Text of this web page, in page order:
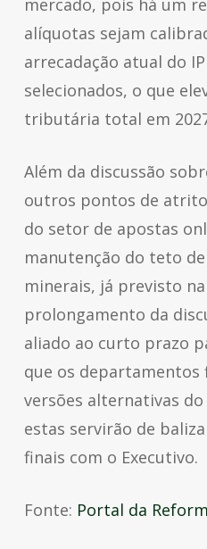
mercado, pois há um
alíquotas sejam
arrecadação atual do
selecionados, o que
tributária total em
Além da discussão
outros pontos de
do setor de apostas
manutenção do teto
minerais, já previsto na
prolongamento da
aliado ao curto prazo
que os departamentos
versões alternativas
estas servirão de
finais com o Executivo.
Fonte: Portal da